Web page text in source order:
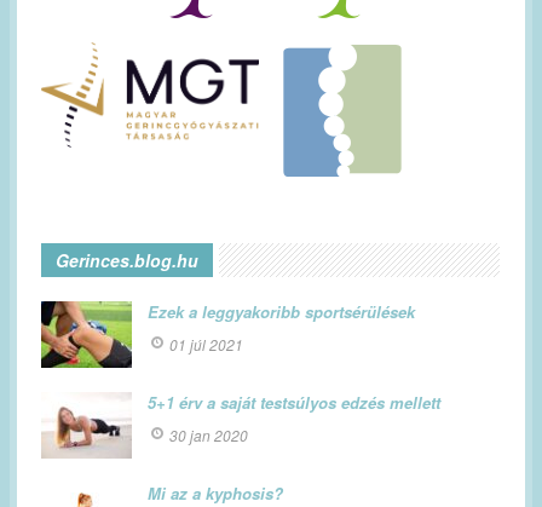
Gerinces.blog.hu
Ezek a leggyakoribb sportsérülések
01 júl 2021
5+1 érv a saját testsúlyos edzés mellett
30 jan 2020
Mi az a kyphosis?